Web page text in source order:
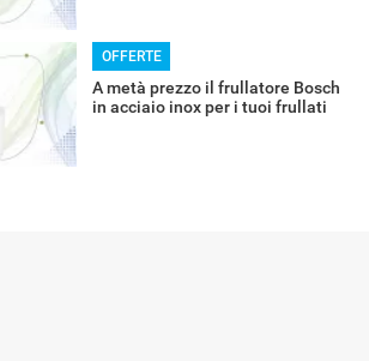
OFFERTE
A metà prezzo il frullatore Bosch
in acciaio inox per i tuoi frullati